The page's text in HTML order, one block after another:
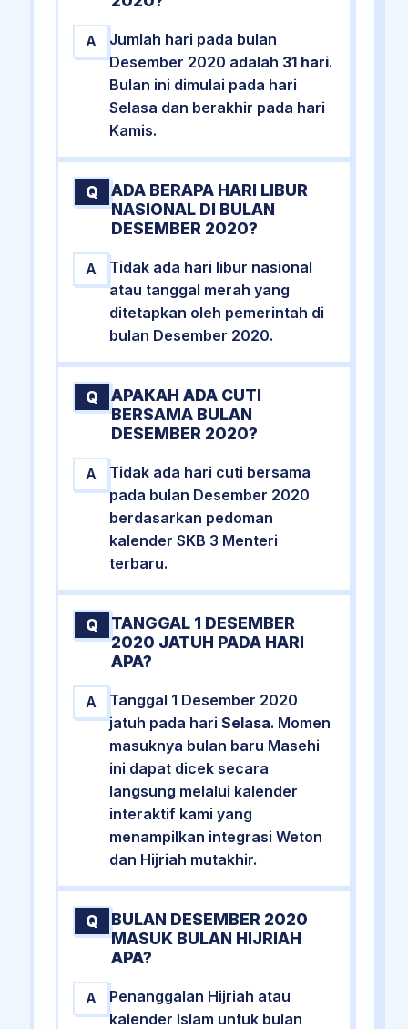
A
Jumlah hari pada bulan
Desember 2020 adalah 31 hari.
Bulan ini dimulai pada hari
Selasa dan berakhir pada hari
Kamis.
Q
ADA BERAPA HARI LIBUR
NASIONAL DI BULAN
DESEMBER 2020?
A
Tidak ada hari libur nasional
atau tanggal merah yang
ditetapkan oleh pemerintah di
bulan Desember 2020.
Q
APAKAH ADA CUTI
BERSAMA BULAN
DESEMBER 2020?
A
Tidak ada hari cuti bersama
pada bulan Desember 2020
berdasarkan pedoman
kalender SKB 3 Menteri
terbaru.
Q
TANGGAL 1 DESEMBER
2020 JATUH PADA HARI
APA?
A
Tanggal 1 Desember 2020
jatuh pada hari Selasa. Momen
masuknya bulan baru Masehi
ini dapat dicek secara
langsung melalui kalender
interaktif kami yang
menampilkan integrasi Weton
dan Hijriah mutakhir.
Q
BULAN DESEMBER 2020
MASUK BULAN HIJRIAH
APA?
A
Penanggalan Hijriah atau
kalender Islam untuk bulan